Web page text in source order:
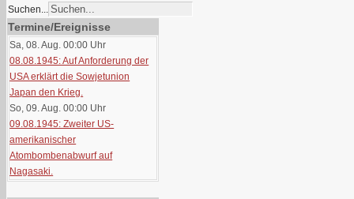
Suchen...
Termine/Ereignisse
Sa, 08. Aug. 00:00 Uhr
08.08.1945: Auf Anforderung der
USA erklärt die Sowjetunion
Japan den Krieg.
So, 09. Aug. 00:00 Uhr
09.08.1945: Zweiter US-
amerikanischer
Atombombenabwurf auf
Nagasaki.